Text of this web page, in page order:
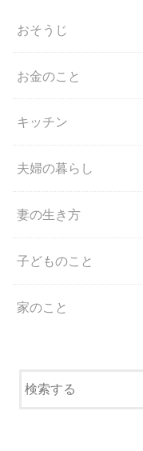
おそうじ
お金のこと
キッチン
夫婦の暮らし
妻の生き方
子どものこと
家のこと